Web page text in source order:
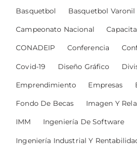
Basquetbol Basquetbol Varonil
Campeonato Nacional
CONADEIP Conferencia
Covid-19 Diseño Gráfico
Emprendimiento Empresas
Fondo De Becas Imagen Y
IMM Ingeniería De Software
Ingeniería Industrial Y